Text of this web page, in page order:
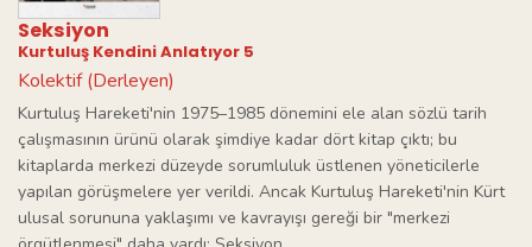
Seksiyon
Kurtuluş Kendini Anlatıyor 5
Kolektif (Derleyen)
Kurtuluş Hareketi'nin 1975–1985 dönemini ele alan sözlü tarih
çalışmasının ürünü olarak şimdiye kadar dört kitap çıktı; bu
kitaplarda merkezi düzeyde sorumluluk üstlenen yöneticilerle
yapılan görüşmelere yer verildi. Ancak Kurtuluş Hareketi'nin Kürt
ulusal sorununa yaklaşımı ve kavrayışı gereği bir "merkezi